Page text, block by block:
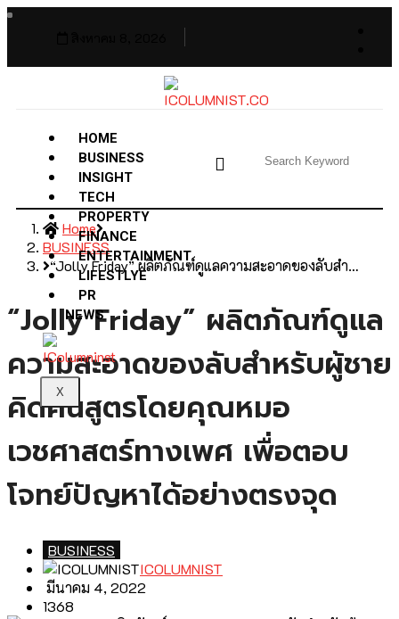
HOME
BUSINESS
INSIGHT
TECH
PROPERTY
FINANCE
ENTERTAINMENT
LIFESTLYE
PR
NEWS
X
Home
BUSINESS
“Jolly Friday” ผลิตภัณฑ์ดูแลความสะอาดของลับสำ…
“Jolly Friday” ผลิตภัณฑ์ดูแล
ความสะอาดของลับสำหรับผู้ชาย
คิดค้นสูตรโดยคุณหมอ
เวชศาสตร์ทางเพศ เพื่อตอบ
โจทย์ปัญหาได้อย่างตรงจุด
BUSINESS
ICOLUMNIST
มีนาคม 4, 2022
1368